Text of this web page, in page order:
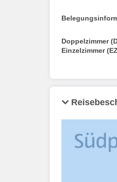
Doppelzimmer
Einzelzimmer